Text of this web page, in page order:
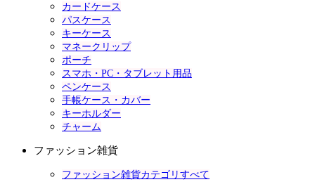
カードケース
パスケース
キーケース
マネークリップ
ポーチ
スマホ・PC・タブレット用品
ペンケース
手帳ケース・カバー
キーホルダー
チャーム
ファッション雑貨
ファッション雑貨カテゴリすべて